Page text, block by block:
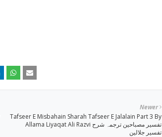
Newer
Tafseer E Misbahain Sharah Tafseer E Jalalain Part 3 By
Allama Liyaqat Ali Razvi تفسیر مصباحین ترجمہ شرح
تفسیر جلالین